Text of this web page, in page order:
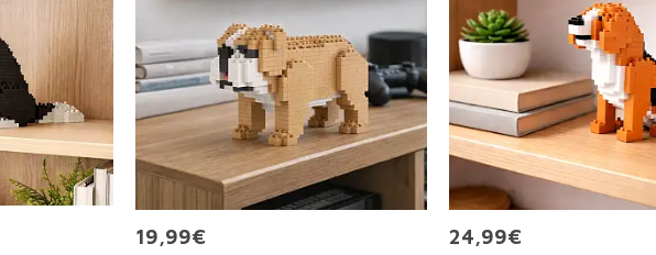
19,99€
24,99€